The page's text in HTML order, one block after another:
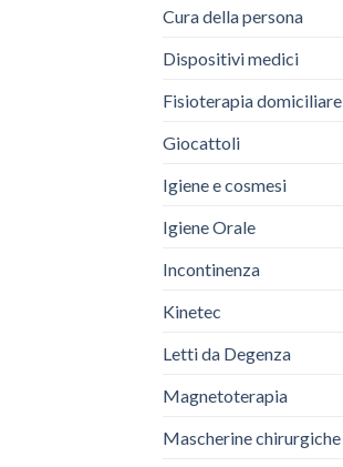
Cura della persona
Dispositivi medici
Fisioterapia domiciliare
Giocattoli
Igiene e cosmesi
Igiene Orale
Incontinenza
Kinetec
Letti da Degenza
Magnetoterapia
Mascherine chirurgiche